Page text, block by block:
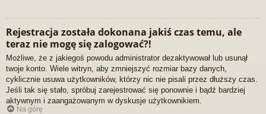
Rejestracja została dokonana jakiś czas temu, ale
teraz nie mogę się zalogować?!
Możliwe, że z jakiegoś powodu administrator dezaktywował lub usunął
twoje konto. Wiele witryn, aby zmniejszyć rozmiar bazy danych,
cyklicznie usuwa użytkowników, którzy nic nie pisali przez dłuższy czas.
Jeśli tak się stało, spróbuj zarejestrować się ponownie i bądź bardziej
aktywnym i zaangażowanym w dyskusje użytkownikiem.
Na górę